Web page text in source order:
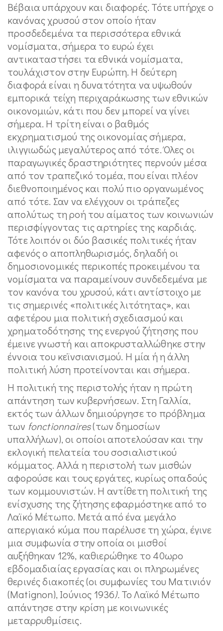
Βέβαια υπάρχουν και διαφορές. Τότε υπήρχε ο
κανόνας χρυσού στον οποίο ήταν
προσδεδεμένα τα περισσότερα εθνικά
νομίσματα, σήμερα το ευρώ έχει
αντικαταστήσει τα εθνικά νομίσματα,
τουλάχιστον στην Ευρώπη. Η δεύτερη
διαφορά είναι η δυνατότητα να υψωθούν
εμπορικά τείχη περιχαράκωσης των εθνικών
οικονομιών, κάτι που δεν μπορεί να γίνει
σήμερα. Η τρίτη είναι ο βαθμός
εκχρηματισμού της οικονομίας σήμερα,
ιλιγγιωδώς μεγαλύτερος από τότε. Όλες οι
παραγωγικές δραστηριότητες περνούν μέσα
από τον τραπεζικό τομέα, που είναι πλέον
διεθνοποιημένος και πολύ πιο οργανωμένος
από τότε. Σαν να ελέγχουν οι τράπεζες
απολύτως τη ροή του αίματος των κοινωνιών
περισφίγγοντας τις αρτηρίες της καρδιάς.
Τότε λοιπόν οι δύο βασικές πολιτικές ήταν
αφενός ο αποπληθωρισμός, δηλαδή οι
δημοσιονομικές περικοπές προκειμένου τα
νομίσματα να παραμείνουν συνδεδεμένα με
τον κανόνα του χρυσού, κάτι αντίστοιχο με
τις σημερινές «πολιτικές λιτότητας», και
αφετέρου μια πολιτική σχεδιασμού και
χρηματοδότησης της ενεργού ζήτησης που
έμεινε γνωστή και αποκρυσταλλώθηκε στην
έννοια του κεϊνσιανισμού. Η μία ή η άλλη
πολιτική λύση προτείνονται και σήμερα.
Η πολιτική της περιστολής ήταν η πρώτη
απάντηση των κυβερνήσεων. Στη Γαλλία,
εκτός των άλλων δημιούργησε το πρόβλημα
των fonctionnaires(των δημοσίων
υπαλλήλων), οι οποίοι αποτελούσαν και την
εκλογική πελατεία του σοσιαλιστικού
κόμματος. Αλλά η περιστολή των μισθών
αφορούσε και τους εργάτες, κυρίως οπαδούς
των κομμουνιστών. Η αντίθετη πολιτική της
ενίσχυσης της ζήτησης εφαρμόστηκε από το
Λαϊκό Μέτωπο. Μετά από ένα μεγάλο
απεργιακό κύμα που παρέλυσε τη χώρα, έγινε
μια συμφωνία στην οποία οι μισθοί
αυξήθηκαν 12%, καθιερώθηκε το 40ωρο
εβδομαδιαίας εργασίας και οι πληρωμένες
θερινές διακοπές (οι συμφωνίες του Ματινιόν
(Matignon), Ιούνιος 1936).Το Λαϊκό Μέτωπο
απάντησε στην κρίση με κοινωνικές
μεταρρυθμίσεις.